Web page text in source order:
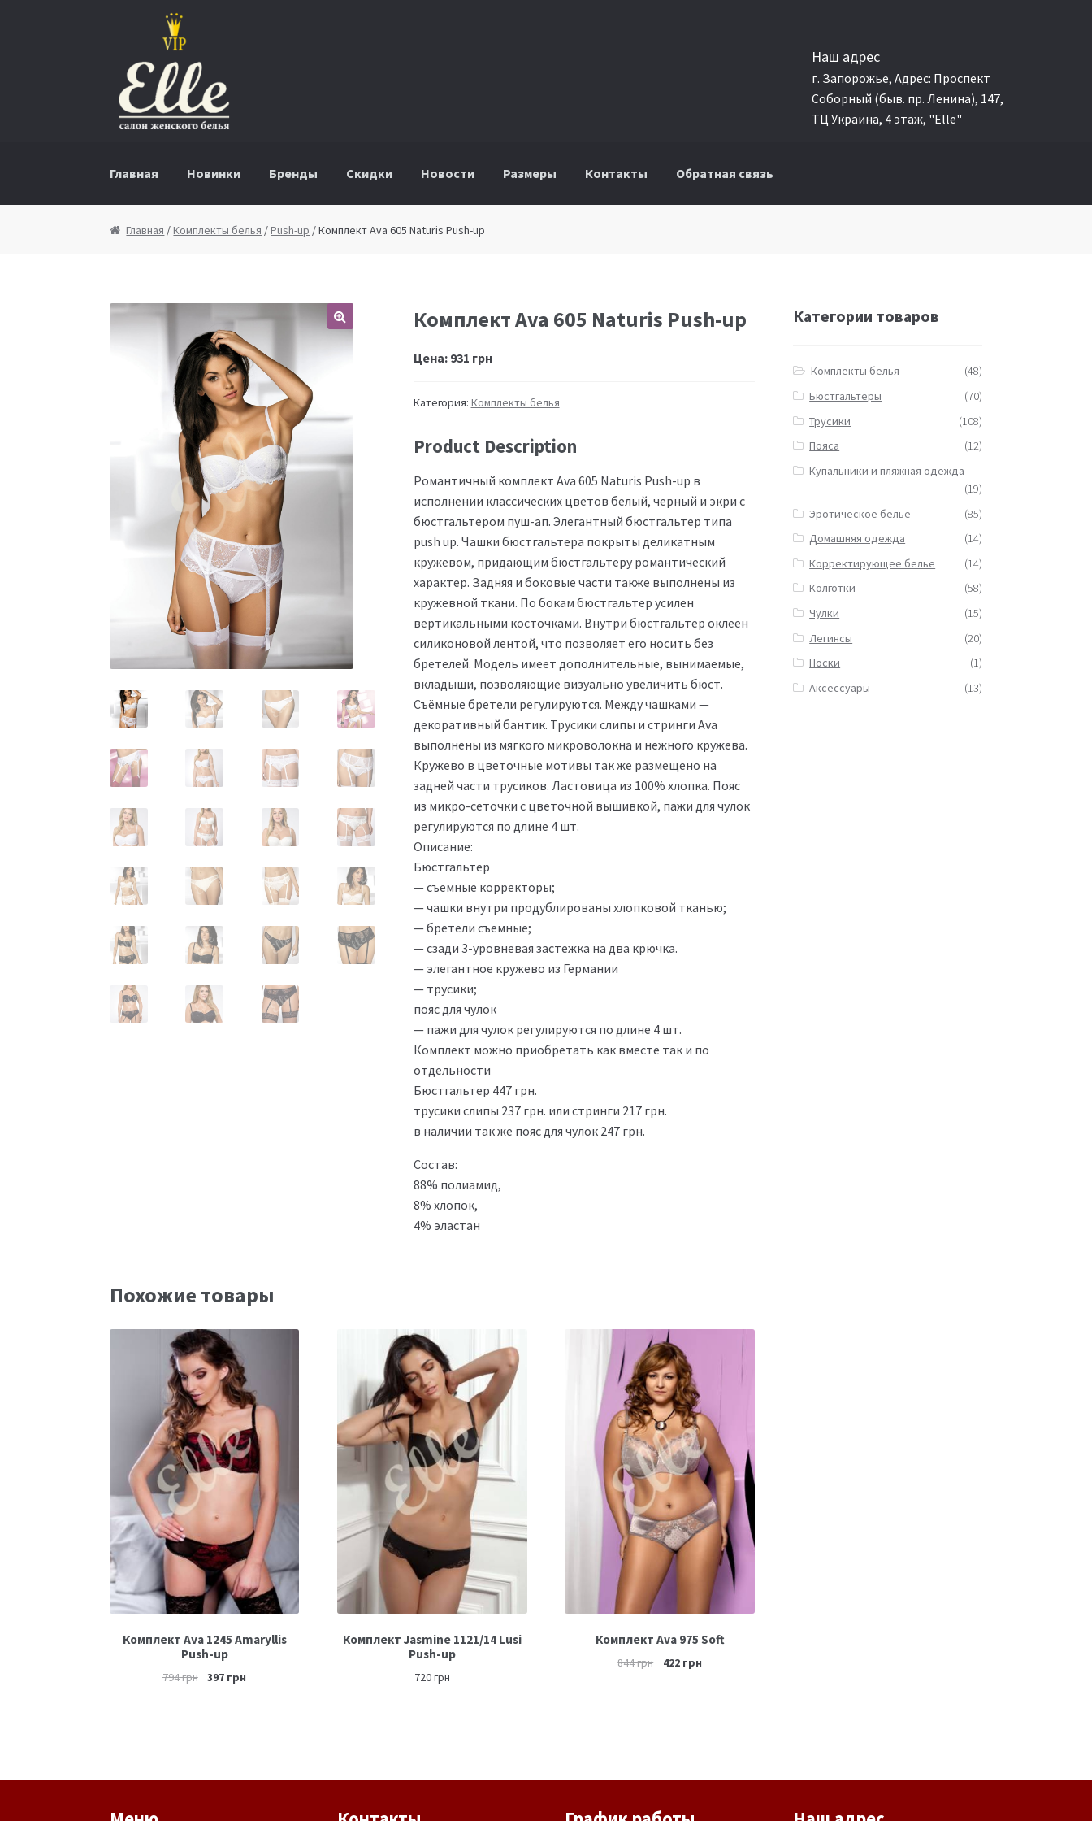
Наш адрес
г. Запорожье, Адрес: Проспект
Соборный (быв. пр. Ленина), 147,
ТЦ Украина, 4 этаж, "Elle"
Перейти к навигации
Перейти к содержимому
Главная Новинки Бренды Скидки Новости Размеры Контакты Обратная связь
Главная /Комплекты белья /Push-up / Комплект Ava 605 Naturis Push-up
🔍
Комплект Ava 605 Naturis Push-up
Цена: 931 грн
Категория: Комплекты белья
Product Description
Романтичный комплект Ava 605 Naturis Push-up в
исполнении классических цветов белый, черный и экри c
бюстгальтером пуш-ап. Элегантный бюстгальтер типа
push up. Чашки бюстгальтера покрыты деликатным
кружевом, придающим бюстгальтеру романтический
характер. Задняя и боковые части также выполнены из
кружевной ткани. По бокам бюстгальтер усилен
вертикальными косточками. Внутри бюстгальтер оклеен
силиконовой лентой, что позволяет его носить без
бретелей. Модель имеет дополнительные, вынимаемые,
вкладыши, позволяющие визуально увеличить бюст.
Съёмные бретели регулируются. Между чашками —
декоративный бантик. Трусики слипы и стринги Ava
выполнены из мягкого микроволокна и нежного кружева.
Кружево в цветочные мотивы так же размещено на
задней части трусиков. Ластовица из 100% хлопка. Пояс
из микро-сеточки с цветочной вышивкой, пажи для чулок
регулируются по длине 4 шт.
Описание:
Бюстгальтер
— съемные корректоры;
— чашки внутри продублированы хлопковой тканью;
— бретели съемные;
— сзади 3-уровневая застежка на два крючка.
— элегантное кружево из Германии
— трусики;
пояс для чулок
— пажи для чулок регулируются по длине 4 шт.
Комплект можно приобретать как вместе так и по
отдельности
Бюстгальтер 447 грн.
трусики слипы 237 грн. или стринги 217 грн.
в наличии так же пояс для чулок 247 грн.
Состав:
88% полиамид,
8% хлопок,
4% эластан
Похожие товары
Комплект Ava 1245 Amaryllis
Рush-up
794грн 397 грн
Комплект Jasmine 1121/14 Lusi
Push-up
720грн
Комплект Ava 975 Soft
844грн 422грн
Категории товаров
Комплекты белья
(48)
Бюстгальтеры
(70)
Трусики
(108)
Пояса
(12)
Купальники и пляжная одежда
(19)
Эротическое белье
(85)
Домашняя одежда
(14)
Корректирующее белье
(14)
Колготки
(58)
Чулки
(15)
Легинсы
(20)
Носки
(1)
Аксессуары
(13)